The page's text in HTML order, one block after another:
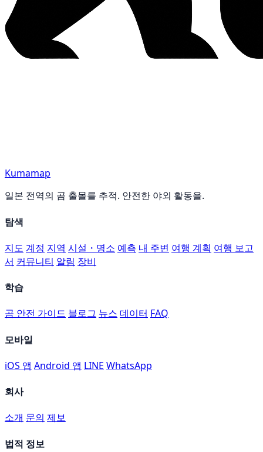
Kumamap
일본 전역의 곰 출몰를 추적. 안전한 야외 활동을.
탐색
지도 계정 지역 시설・명소 예측 내 주변 여행 계획 여행 보고
서 커뮤니티 알림 장비
학습
곰 안전 가이드 블로그 뉴스 데이터 FAQ
모바일
iOS 앱 Android 앱 LINE WhatsApp
회사
소개 문의 제보
법적 정보